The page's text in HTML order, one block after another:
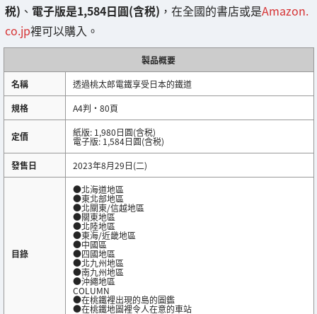
税) 、 電子版是1,584日圓(含税) ，在全國的書店或是Amazon.
co.jp裡可以購入。
製品概要
名稱
透過桃太郎電鐵享受日本的鐵道
規格
A4判・80頁
定價 紙版: 1,980日圓(含税)
電子版: 1,584日圓(含税)
發售日
2023年8月29日(二)
目錄
●北海道地區
●東北部地區
●北關東/信越地區
●關東地區
●北陸地區
●東海/近畿地區
●中國區
●四國地區
●北九州地區
●南九州地區
●沖繩地區
COLUMN
●在桃鐵裡出現的島的圖鑑
●在桃鐵地圖裡令人在意的車站